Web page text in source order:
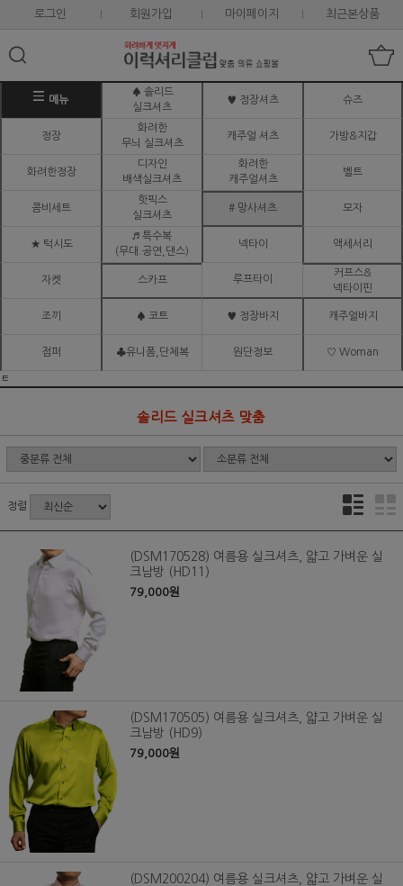
로그인 회원가입 마이페이지 최근본상품
메뉴
♠ 솔리드
실크셔츠
♥ 정장셔츠 슈즈
정장
화려한
무늬 실크셔츠
캐주얼 셔츠 가방&지갑
화려한정장
디자인
배색실크셔츠
화려한
캐주얼셔츠
벨트
콤비세트
핫픽스
실크셔츠
# 망사셔츠 모자
★ 턱시도
♬ 특수복
(무대.공연,댄스)
넥타이 액세서리
자켓 스카프 루프타이
커프스&
넥타이핀
조끼 ♠ 코트 ♥ 정장바지 캐주얼바지
점퍼 ♣유니폼,단체복 원단정보 ♡ Woman
ㅌ
솔리드 실크셔츠 맞춤
정렬
(DSM170528) 여름용 실크셔츠, 얇고 가벼운 실
크남방 (HD11)
79,000원
(DSM170505) 여름용 실크셔츠, 얇고 가벼운 실
크남방 (HD9)
79,000원
(DSM200204) 여름용 실크셔츠, 얇고 가벼운 실